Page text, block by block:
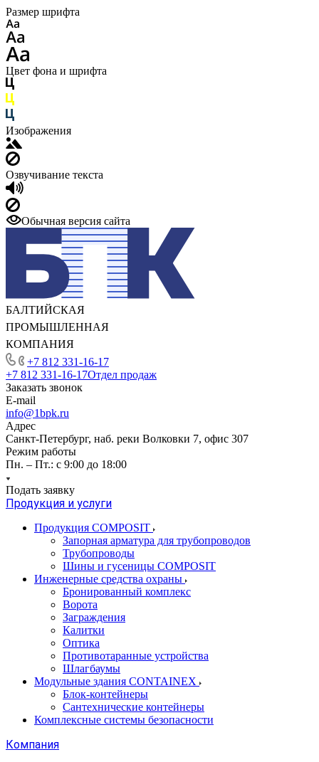
Размер шрифта
Цвет фона и шрифта
Изображения
Озвучивание текста
Обычная версия сайта
БАЛТИЙСКАЯ
ПРОМЫШЛЕННАЯ
КОМПАНИЯ
+7 812 331-16-17
+7 812 331-16-17Отдел продаж
Заказать звонок
E-mail
info@1bpk.ru
Адрес
Санкт-Петербург, наб. реки Волковки 7, офис 307
Режим работы
Пн. – Пт.: с 9:00 до 18:00
Подать заявку
Продукция и услуги
Продукция COMPOSIT
Запорная арматура для трубопроводов
Трубопроводы
Шины и гусеницы COMPOSIT
Инженерные средства охраны
Бронированный комплекс
Ворота
Заграждения
Калитки
Оптика
Противотаранные устройства
Шлагбаумы
Модульные здания CONTAINEX
Блок-контейнеры
Сантехнические контейнеры
Комплексные системы безопасности
Компания